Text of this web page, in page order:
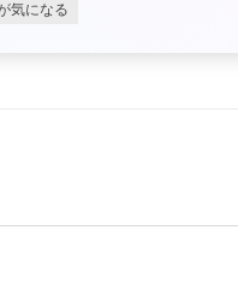
気になる